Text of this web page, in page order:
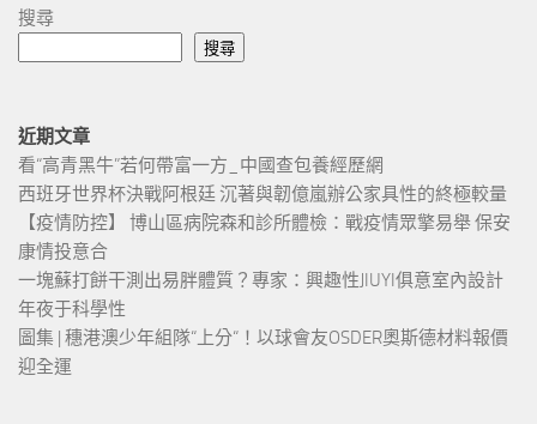
搜尋
搜尋
近期文章
看“高青黑牛”若何帶富一方_中國查包養經歷網
西班牙世界杯決戰阿根廷 沉著與韌億嵐辦公家具性的終極較量
【疫情防控】 博山區病院森和診所體檢：戰疫情眾擎易舉 保安
康情投意合
一塊蘇打餅干測出易胖體質？專家：興趣性JIUYI俱意室內設計
年夜于科學性
圖集 | 穗港澳少年組隊“上分“！以球會友OSDER奧斯德材料報價
迎全運